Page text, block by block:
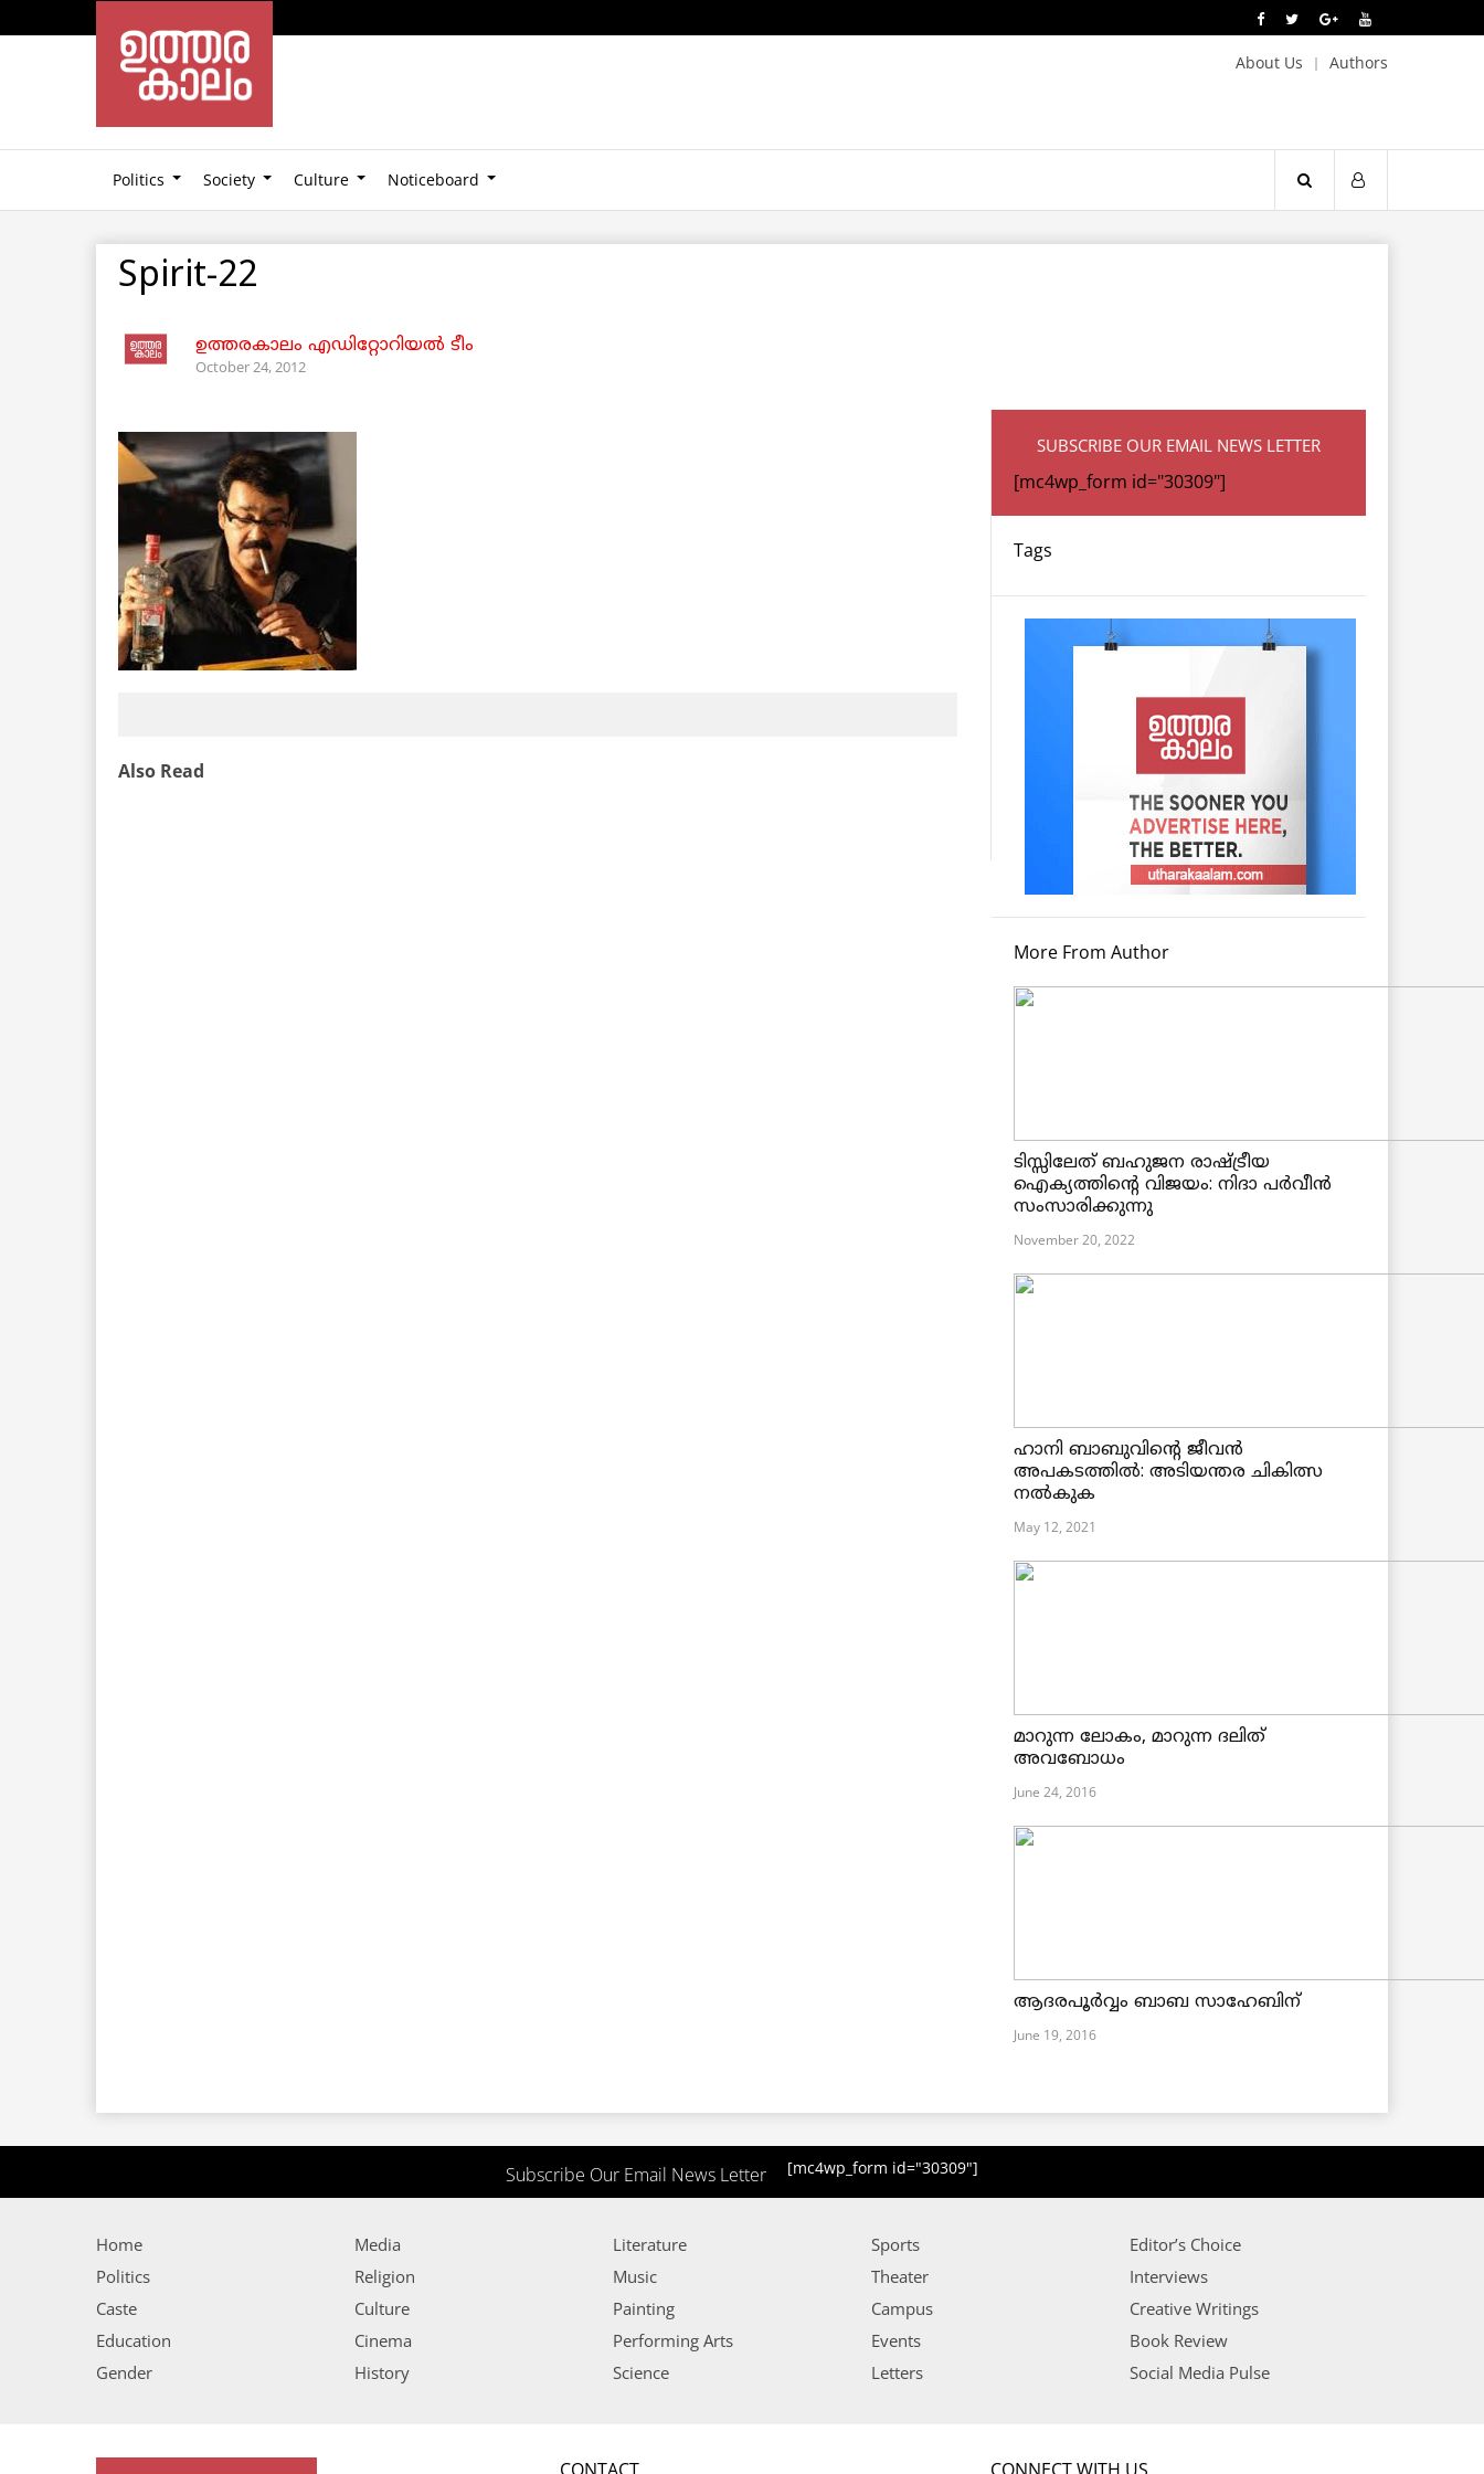
About Us Authors
Politics Society Culture Noticeboard
Spirit-22
ഉത്തരകാലം എഡിറ്റോറിയല്‍ ടീം
October 24, 2012
Also Read
SUBSCRIBE OUR EMAIL NEWS LETTER
[mc4wp_form id="30309"]
Tags
More From Author
ടിസ്സിലേത് ബഹുജന രാഷ്ട്രീയ
ഐക്യത്തിന്റെ വിജയം: നിദാ പർവീൻ
സംസാരിക്കുന്നു
November 20, 2022
ഹാനി ബാബുവിന്റെ ജീവൻ
അപകടത്തിൽ: അടിയന്തര ചികിത്സ
നൽകുക
May 12, 2021
മാറുന്ന ലോകം, മാറുന്ന ദലിത്
അവബോധം
June 24, 2016
ആദരപൂര്‍വ്വം ബാബ സാഹേബിന്
June 19, 2016
Subscribe Our Email News Letter [mc4wp_form id="30309"]
Home
Politics
Caste
Education
Gender
Media
Religion
Culture
Cinema
History
Literature
Music
Painting
Performing Arts
Science
Sports
Theater
Campus
Events
Letters
Editor’s Choice
Interviews
Creative Writings
Book Review
Social Media Pulse